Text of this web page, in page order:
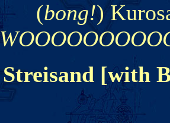
(bong!)
[with